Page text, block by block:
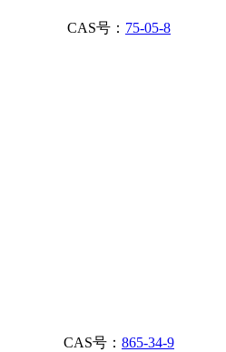
CAS号： 75-05-8
CAS号： 865-34-9